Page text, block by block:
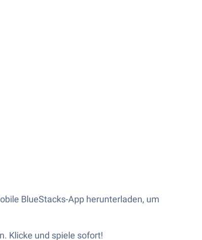
BlueStacks-App herunterladen, um
Klicke und spiele sofort!